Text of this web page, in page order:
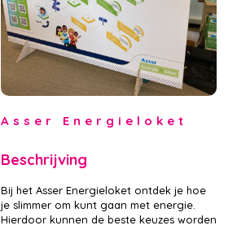
Asser Energieloket
Beschrijving
Bij het Asser Energieloket ontdek je hoe
je slimmer om kunt gaan met energie.
Hierdoor kunnen de beste keuzes worden